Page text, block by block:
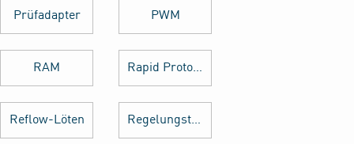
Prüfadapter PWM
RAM Rapid Prototyping
Reflow-Löten Regelungstechnik